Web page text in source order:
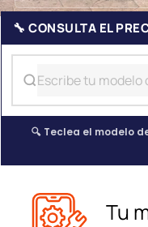
🔧 CONSULTA EL
🔍 Teclea el modelo
Tu